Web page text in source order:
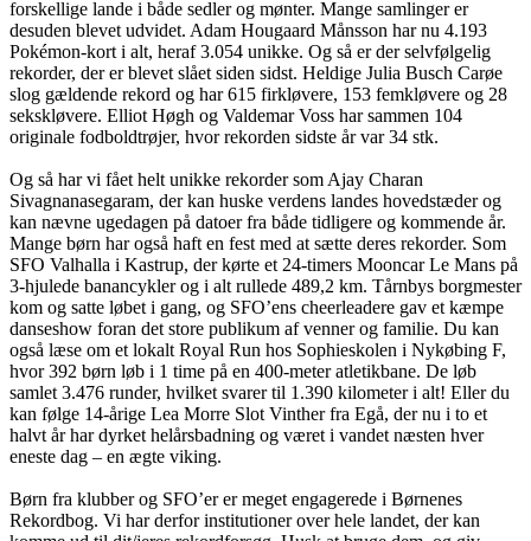
forskellige lande i både sedler og mønter. Mange samlinger er
desuden blevet udvidet. Adam Hougaard Månsson har nu 4.193
Pokémon-kort i alt, heraf 3.054 unikke. Og så er der selvfølgelig
rekorder, der er blevet slået siden sidst. Heldige Julia Busch Carøe
slog gældende rekord og har 615 firkløvere, 153 femkløvere og 28
sekskløvere. Elliot Høgh og Valdemar Voss har sammen 104
originale fodboldtrøjer, hvor rekorden sidste år var 34 stk.
Og så har vi fået helt unikke rekorder som Ajay Charan
Sivagnanasegaram, der kan huske verdens landes hovedstæder og
kan nævne ugedagen på datoer fra både tidligere og kommende år.
Mange børn har også haft en fest med at sætte deres rekorder. Som
SFO Valhalla i Kastrup, der kørte et 24-timers Mooncar Le Mans på
3-hjulede banancykler og i alt rullede 489,2 km. Tårnbys borgmester
kom og satte løbet i gang, og SFO’ens cheerleadere gav et kæmpe
danseshow foran det store publikum af venner og familie. Du kan
også læse om et lokalt Royal Run hos Sophieskolen i Nykøbing F,
hvor 392 børn løb i 1 time på en 400-meter atletikbane. De løb
samlet 3.476 runder, hvilket svarer til 1.390 kilometer i alt! Eller du
kan følge 14-årige Lea Morre Slot Vinther fra Egå, der nu i to et
halvt år har dyrket helårsbadning og været i vandet næsten hver
eneste dag – en ægte viking.
Børn fra klubber og SFO’er er meget engagerede i Børnenes
Rekordbog. Vi har derfor institutioner over hele landet, der kan